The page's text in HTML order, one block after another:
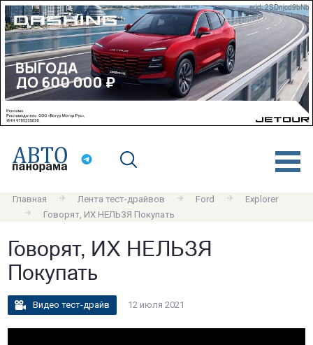
erid: 2SDnjcd9bNb
Главная Лента тест-драйвов Ford
Explorer
Говорят, ИХ НЕЛЬЗЯ Покупать
Говорят, ИХ НЕЛЬЗЯ
Покупать
Видео тест-драйв 12 июля 2021